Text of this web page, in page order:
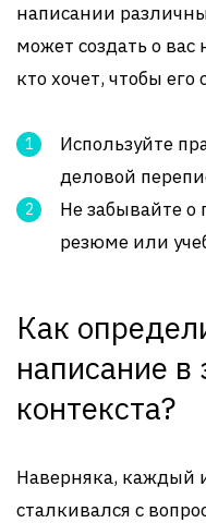
написании
может создать о
кто хочет, чтобы
Используйте
деловой
Не забывайте о
резюме или
Как
написание в
контекста?
Наверняка, каждый
сталкивался с